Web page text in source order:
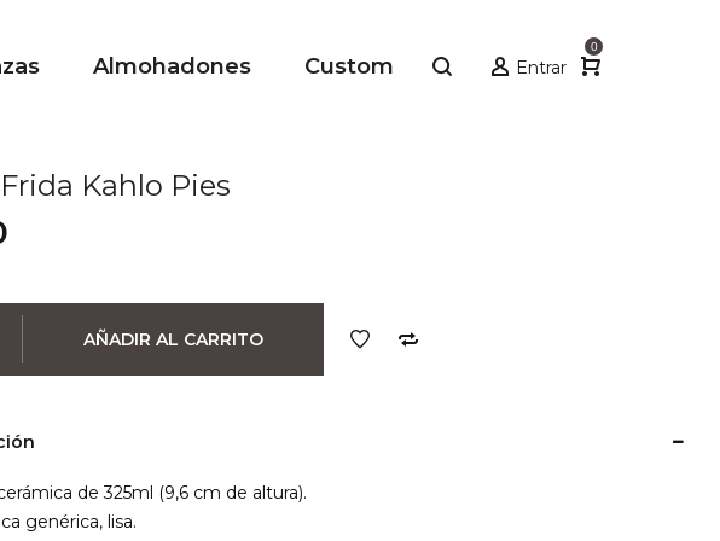
Entrar
0
Almohadones Custom
Kahlo Pies
AÑADIR AL CARRITO
de 325ml (9,6 cm de altura).
genérica, lisa.